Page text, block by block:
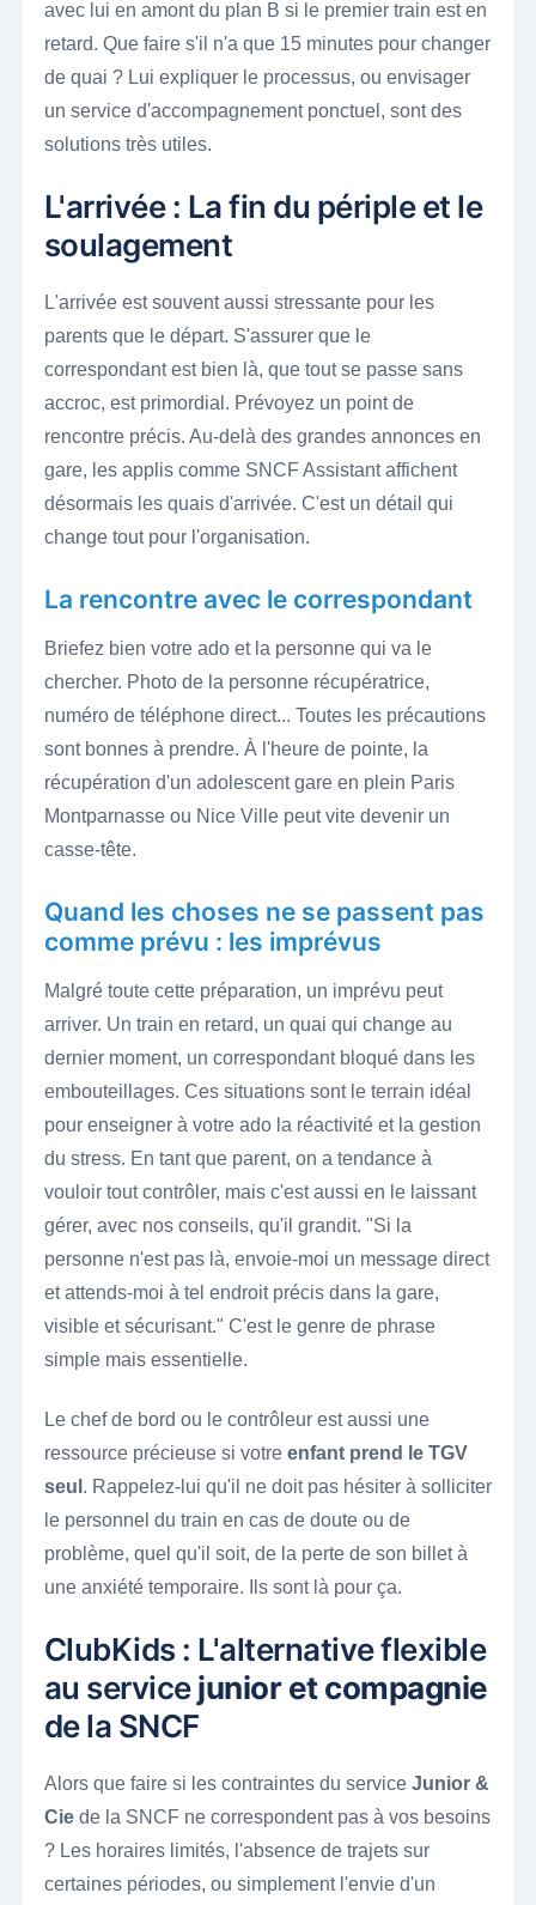
avec lui en amont du plan B si le premier train est en
retard. Que faire s'il n'a que 15 minutes pour changer
de quai ? Lui expliquer le processus, ou envisager
un service d'accompagnement ponctuel, sont des
solutions très utiles.
L'arrivée : La fin du périple et le
soulagement
L'arrivée est souvent aussi stressante pour les
parents que le départ. S'assurer que le
correspondant est bien là, que tout se passe sans
accroc, est primordial. Prévoyez un point de
rencontre précis. Au-delà des grandes annonces en
gare, les applis comme SNCF Assistant affichent
désormais les quais d'arrivée. C'est un détail qui
change tout pour l'organisation.
La rencontre avec le correspondant
Briefez bien votre ado et la personne qui va le
chercher. Photo de la personne récupératrice,
numéro de téléphone direct... Toutes les précautions
sont bonnes à prendre. À l'heure de pointe, la
récupération d'un adolescent gare en plein Paris
Montparnasse ou Nice Ville peut vite devenir un
casse-tête.
Quand les choses ne se passent pas
comme prévu : les imprévus
Malgré toute cette préparation, un imprévu peut
arriver. Un train en retard, un quai qui change au
dernier moment, un correspondant bloqué dans les
embouteillages. Ces situations sont le terrain idéal
pour enseigner à votre ado la réactivité et la gestion
du stress. En tant que parent, on a tendance à
vouloir tout contrôler, mais c'est aussi en le laissant
gérer, avec nos conseils, qu'il grandit. "Si la
personne n'est pas là, envoie-moi un message direct
et attends-moi à tel endroit précis dans la gare,
visible et sécurisant." C'est le genre de phrase
simple mais essentielle.
Le chef de bord ou le contrôleur est aussi une
ressource précieuse si votre enfant prend le TGV
seul . Rappelez-lui qu'il ne doit pas hésiter à solliciter
le personnel du train en cas de doute ou de
problème, quel qu'il soit, de la perte de son billet à
une anxiété temporaire. Ils sont là pour ça.
ClubKids : L'alternative flexible
au servicejunior et compagnie
de la SNCF
Alors que faire si les contraintes du service Junior &
Ciede la SNCF ne correspondent pas à vos besoins
? Les horaires limités, l'absence de trajets sur
certaines périodes, ou simplement l'envie d'un